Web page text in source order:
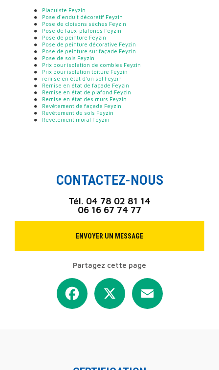
Plaquiste Feyzin
Pose d'enduit décoratif Feyzin
Pose de cloisons sèches Feyzin
Pose de faux-plafonds Feyzin
Pose de peinture Feyzin
Pose de peinture décorative Feyzin
Pose de peinture sur façade Feyzin
Pose de sols Feyzin
Prix pour isolation de combles Feyzin
Prix pour isolation toiture Feyzin
remise en état d'un sol Feyzin
Remise en état de façade Feyzin
Remise en état de plafond Feyzin
Remise en état des murs Feyzin
Revêtement de façade Feyzin
Revêtement de sols Feyzin
Revêtement mural Feyzin
CONTACTEZ-NOUS
Tél. 04 78 02 81 14
06 16 67 74 77
ENVOYER UN MESSAGE
Partagez cette page
Facebook